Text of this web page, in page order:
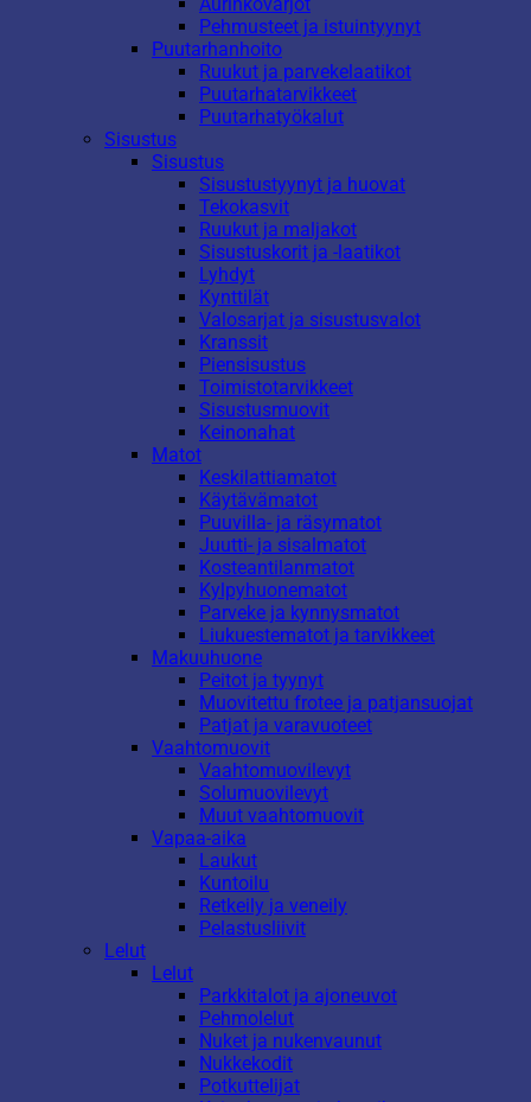
Pehmusteet ja istuintyynyt
Puutarhanhoito
Ruukut ja parvekelaatikot
Puutarhatarvikkeet
Puutarhatyökalut
Sisustus
Sisustus
Sisustustyynyt ja huovat
Tekokasvit
Ruukut ja maljakot
Sisustuskorit ja -laatikot
Lyhdyt
Kynttilät
Valosarjat ja sisustusvalot
Kranssit
Piensisustus
Toimistotarvikkeet
Sisustusmuovit
Keinonahat
Matot
Keskilattiamatot
Käytävämatot
Puuvilla- ja räsymatot
Juutti- ja sisalmatot
Kosteantilanmatot
Kylpyhuonematot
Parveke ja kynnysmatot
Liukuestematot ja tarvikkeet
Makuuhuone
Peitot ja tyynyt
Muovitettu frotee ja patjansuojat
Patjat ja varavuoteet
Vaahtomuovit
Vaahtomuovilevyt
Solumuovilevyt
Muut vaahtomuovit
Vapaa-aika
Laukut
Kuntoilu
Retkeily ja veneily
Pelastusliivit
Lelut
Lelut
Parkkitalot ja ajoneuvot
Pehmolelut
Nuket ja nukenvaunut
Nukkekodit
Potkuttelijat